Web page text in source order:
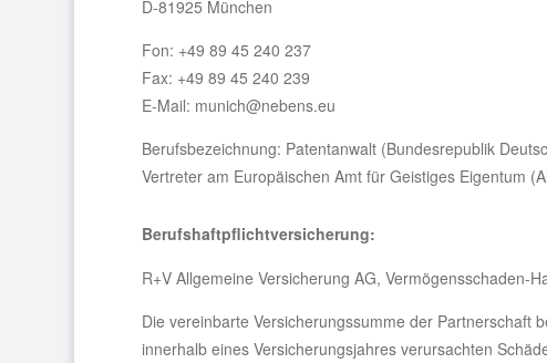
D-81925 München
Fon: +49 89 45 240 237
Fax: +49 89 45 240 239
E-Mail: munich@nebens.eu
Berufsbezeichnung: Patentanwalt (Bundesrepublik
Vertreter am Europäischen Amt für Geistiges Eigentum
Berufshaftpflichtversicherung:
R+V Allgemeine Versicherung AG, Vermögensschaden-
Die vereinbarte Versicherungssumme der Partnerschaft
innerhalb eines Versicherungsjahres verursachten